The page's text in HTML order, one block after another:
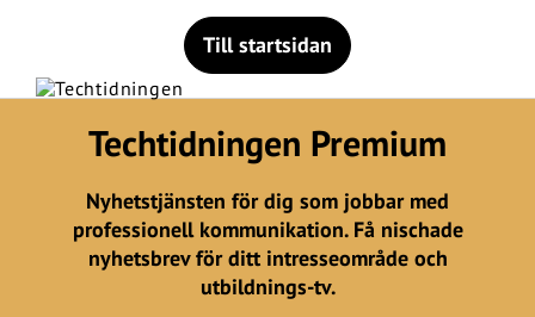
Till startsidan
Techtidningen Premium
Nyhetstjänsten för dig som jobbar med
professionell kommunikation. Få nischade
nyhetsbrev för ditt intresseområde och
utbildnings-tv.